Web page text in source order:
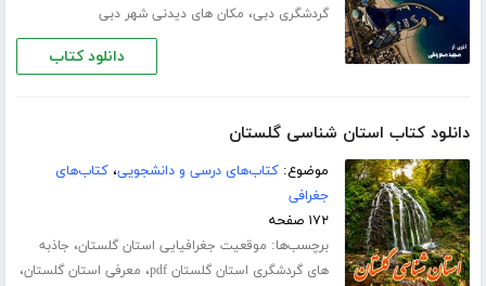
گردشگری دبی، مکان های دیدنی شهر دبی
دانلود کتاب
دانلود کتاب استان شناسی گلستان
موضوع:کتاب‌های درسی و دانشجویی،کتاب‌های
جغرافی
۱۷۲ صفحه
برچسب‌ها: موقعیت جغرافیایی استان گلستان، جاذبه
های گردشگری استان گلستان pdf
، معرفی استان گلستان،